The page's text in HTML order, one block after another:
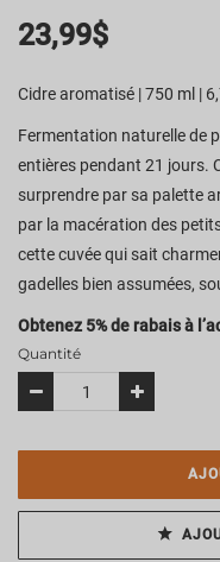
23,99$
Cidre aromatisé | 750 ml |
Fermentation naturelle de
entières pendant 21 jours.
surprendre par sa palette
par la macération des
cette cuvée qui sait
gadelles bien assumées,
Obtenez 5% de rabais à
Quantité